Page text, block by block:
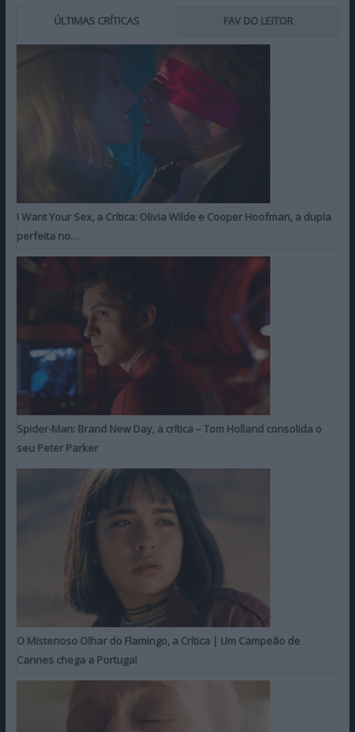
ÚLTIMAS CRÍTICAS FAV DO LEITOR
I Want Your Sex, a Crítica: Olivia Wilde e Cooper Hoofman, a dupla
perfeita no…
Spider-Man: Brand New Day, a crítica – Tom Holland consolida o
seu Peter Parker
O Misterioso Olhar do Flamingo, a Crítica | Um Campeão de
Cannes chega a Portugal